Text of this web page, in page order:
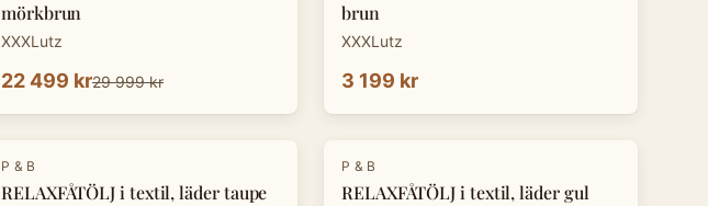
mörkbrun
XXXLutz
22 499 kr29 999 kr
brun
XXXLutz
3 199 kr
P & B
RELAXFÅTÖLJ i textil, läder taupe
P & B
RELAXFÅTÖLJ i textil, läder gul